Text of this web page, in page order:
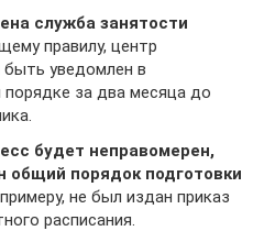
служба занятости
правилу, центр
уведомлен в
за два месяца до
будет неправомерен,
общий порядок подготовки
не был издан приказ
расписания.